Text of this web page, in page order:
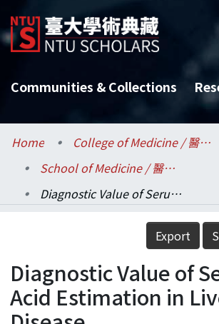
Communities & Collections
Home
College of Medicine / 醫學院
School of Medicine / 醫學系
Diagnostic Value of Serum Bile Acid Estimation in Liver Disease
Details
Export
Diagnostic Value of
Acid Estimation in